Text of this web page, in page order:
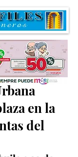
y
en la
del